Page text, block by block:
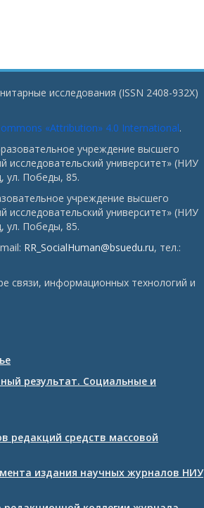
исследования (ISSN 2408-932X)
«Attribution» 4.0 International.
учреждение высшего
исследовательский университет» (НИУ
ул. Победы, 85.
учреждение высшего
исследовательский университет» (НИУ
ул. Победы, 85.
RR_SocialHuman@bsuedu.ru, тел.:
связи, информационных технологий и
результат. Социальные и
редакций средств массовой
издания научных журналов НИУ